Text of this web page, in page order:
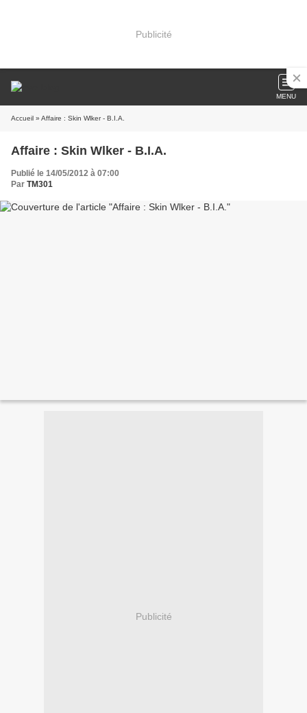
Publicité
MENU
Accueil » Affaire : Skin Wlker - B.I.A.
Affaire : Skin Wlker - B.I.A.
Publié le 14/05/2012 à 07:00
Par TM301
Publicité